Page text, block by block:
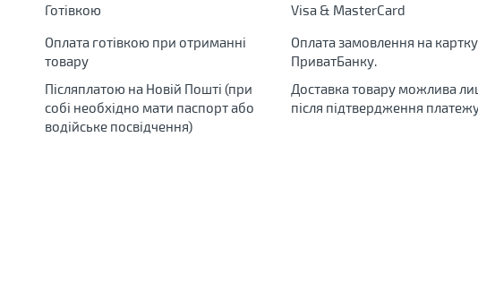
Готівкою
Оплата готівкою при отриманні
товару
Післяплатою на Новій Пошті (при
собі необхідно мати паспорт або
водійське посвідчення)
Visa & MasterCard
Оплата замовлення на картку
ПриватБанку.
Доставка товару можлива
після підтвердження